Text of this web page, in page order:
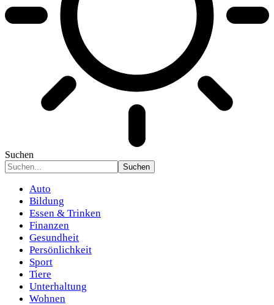
Suchen
Auto
Bildung
Essen & Trinken
Finanzen
Gesundheit
Persönlichkeit
Sport
Tiere
Unterhaltung
Wohnen